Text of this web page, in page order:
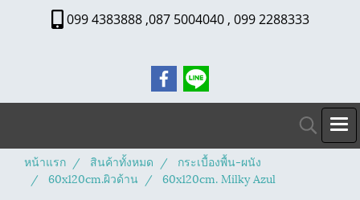
099 4383888 ,087 5004040 , 099 2288333
หน้าแรก สินค้าทั้งหมด
กระเบื้องพื้น-ผนัง
60x120cm.ผิวด้าน
60x120cm. Milky Azul